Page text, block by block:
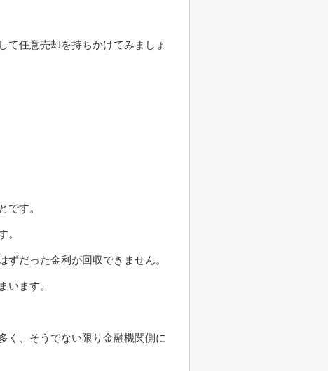
て任意売却を持ちかけてみましょ
です。
。
だった金利が回収できません。
います。
く、そうでない限り金融機関側に